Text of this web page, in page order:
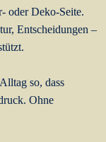
oder Deko-Seite.
Entscheidungen –
so, dass
Ohne